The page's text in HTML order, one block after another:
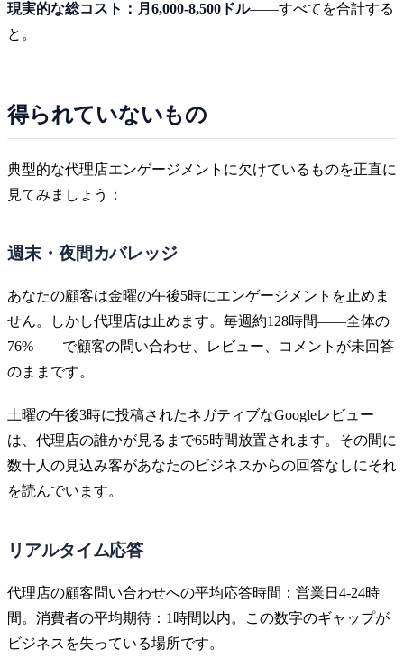
現実的な総コスト：月6,000-8,500ドル——すべてを合計する
と。
得られていないもの
典型的な代理店エンゲージメントに欠けているものを正直に
見てみましょう：
週末・夜間カバレッジ
あなたの顧客は金曜の午後5時にエンゲージメントを止めま
せん。しかし代理店は止めます。毎週約128時間——全体の
76%——で顧客の問い合わせ、レビュー、コメントが未回答
のままです。
土曜の午後3時に投稿されたネガティブなGoogleレビュー
は、代理店の誰かが見るまで65時間放置されます。その間に
数十人の見込み客があなたのビジネスからの回答なしにそれ
を読んでいます。
リアルタイム応答
代理店の顧客問い合わせへの平均応答時間：営業日4-24時
間。消費者の平均期待：1時間以内。この数字のギャップが
ビジネスを失っている場所です。